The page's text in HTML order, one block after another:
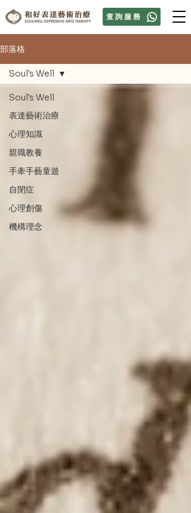
查詢服務
部落格
Soul's Well
表達藝術治療
心理知識
親職教養
手牽手藝童遊
自閉症
心理創傷
機構理念
Soul's Well